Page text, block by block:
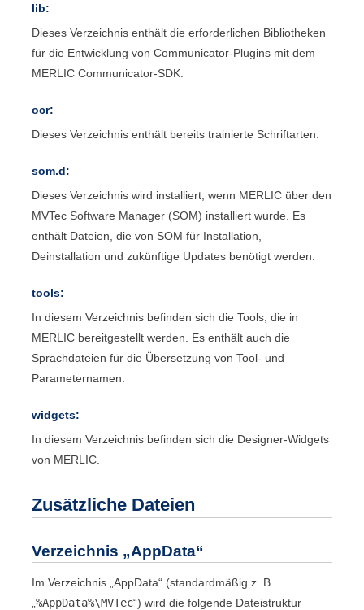
lib:
Dieses Verzeichnis enthält die erforderlichen Bibliotheken
für die Entwicklung vonCommunicator-Plugins mit dem
MERLIC Communicator-SDK.
ocr:
Dieses Verzeichnis enthält bereits trainierte Schriftarten.
som.d:
Dieses Verzeichnis wird installiert, wenn MERLIC über den
MVTec Software Manager (SOM) installiert wurde. Es
enthält Dateien, die von SOM für Installation,
Deinstallation und zukünftige Updates benötigt werden.
tools:
In diesem Verzeichnis befinden sich die Tools, die in
MERLIC bereitgestellt werden. Es enthält auch die
Sprachdateien für die Übersetzung von Tool- und
Parameternamen.
widgets:
In diesem Verzeichnis befinden sich die Designer-Widgets
von MERLIC
Zusätzliche Dateien
Verzeichnis „AppData“
Im Verzeichnis „AppData“ (standardmäßig z. B.
„%AppData%\MVTec“) wird die folgende Dateistruktur